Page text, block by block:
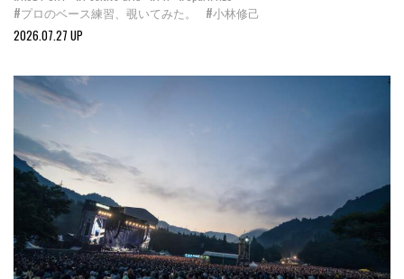
#プロのベース練習、覗いてみた。
#小林修己
2026.07.27 UP